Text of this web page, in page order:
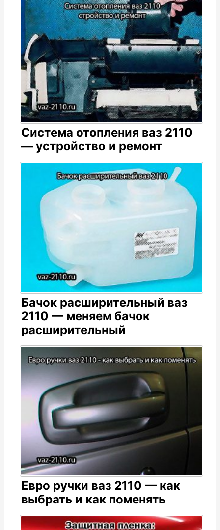
Система отопления ваз 2110
— устройство и ремонт
Бачок расширительный ваз
2110 — меняем бачок
расширительный
Евро ручки ваз 2110 — как
выбрать и как поменять